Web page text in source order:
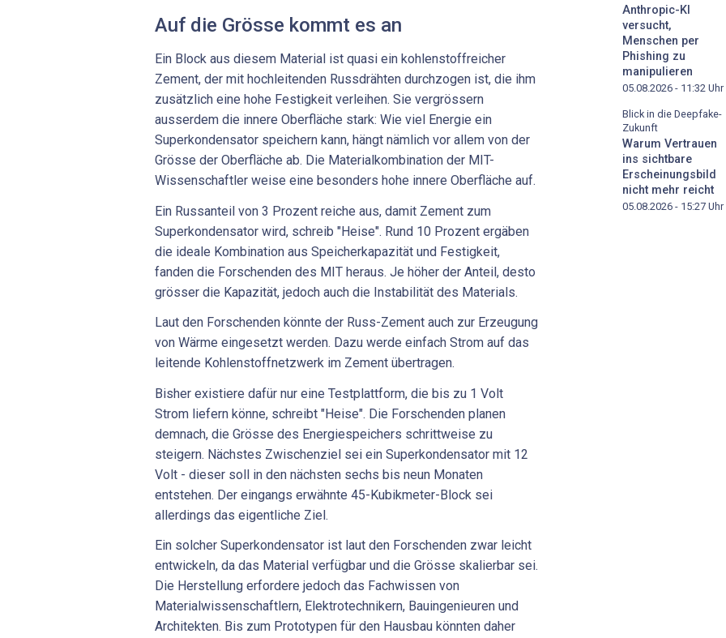
Auf die Grösse kommt es an
Ein Block aus diesem Material ist quasi ein kohlenstoffreicher
Zement, der mit hochleitenden Russdrähten durchzogen ist, die ihm
zusätzlich eine hohe Festigkeit verleihen. Sie vergrössern
ausserdem die innere Oberfläche stark: Wie viel Energie ein
Superkondensator speichern kann, hängt nämlich vor allem von der
Grösse der Oberfläche ab. Die Materialkombination der MIT-
Wissenschaftler weise eine besonders hohe innere Oberfläche auf.
Ein Russanteil von 3 Prozent reiche aus, damit Zement zum
Superkondensator wird, schreib "Heise". Rund 10 Prozent ergäben
die ideale Kombination aus Speicherkapazität und Festigkeit,
fanden die Forschenden des MIT heraus. Je höher der Anteil, desto
grösser die Kapazität, jedoch auch die Instabilität des Materials.
Laut den Forschenden könnte der Russ-Zement auch zur Erzeugung
von Wärme eingesetzt werden. Dazu werde einfach Strom auf das
leitende Kohlenstoffnetzwerk im Zement übertragen.
Bisher existiere dafür nur eine Testplattform, die bis zu 1 Volt
Strom liefern könne, schreibt "Heise". Die Forschenden planen
demnach, die Grösse des Energiespeichers schrittweise zu
steigern. Nächstes Zwischenziel sei ein Superkondensator mit 12
Volt - dieser soll in den nächsten sechs bis neun Monaten
entstehen. Der eingangs erwähnte 45-Kubikmeter-Block sei
allerdings das eigentliche Ziel.
Ein solcher Superkondensator ist laut den Forschenden zwar leicht
entwickeln, da das Material verfügbar und die Grösse skalierbar sei.
Die Herstellung erfordere jedoch das Fachwissen von
Materialwissenschaftlern, Elektrotechnikern, Bauingenieuren und
Architekten. Bis zum Prototypen für den Hausbau könnten daher
Anthropic-KI
versucht,
Menschen per
Phishing zu
manipulieren
05.08.2026 - 11:32 Uhr
Blick in die Deepfake-
Zukunft
Warum Vertrauen
ins sichtbare
Erscheinungsbild
nicht mehr reicht
05.08.2026 - 15:27 Uhr